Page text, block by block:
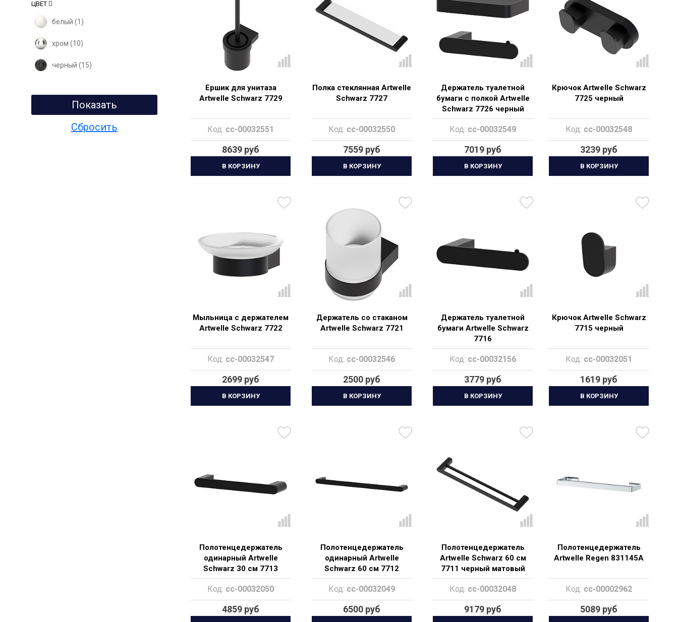
ЦВЕТ
белый (1 )
хром (10)
черный (15)
Ершик для унитаза
Artwelle Schwarz 7729
Код: cc-00032551
8639 руб
В КОРЗИНУ
Полка стеклянная Artwelle
Schwarz 7727
Код: cc-00032550
7559 руб
В КОРЗИНУ
Держатель туалетной
бумаги с полкой Artwelle
Schwarz 7726 черный
Код: cc-00032549
7019 руб
В КОРЗИНУ
Крючок Artwelle Schwarz
7725 черный
Код: cc-00032548
3239 руб
В КОРЗИНУ
Мыльница с держателем
Artwelle Schwarz 7722
Код: cc-00032547
2699 руб
В КОРЗИНУ
Держатель со стаканом
Artwelle Schwarz 7721
Код: cc-00032546
2500 руб
В КОРЗИНУ
Держатель туалетной
бумаги Artwelle Schwarz
7716
Код: cc-00032156
3779 руб
В КОРЗИНУ
Крючок Artwelle Schwarz
7715 черный
Код: cc-00032051
1619 руб
В КОРЗИНУ
Полотенцедержатель
одинарный Artwelle
Schwarz 30 см 7713
черный матовый
Код: cc-00032050
4859 руб
Полотенцедержатель
одинарный Artwelle
Schwarz 60 см 7712
Код: cc-00032049
6500 руб
Полотенцедержатель
Artwelle Schwarz 60 см
7711 черный матовый
Код: cc-00032048
9179 руб
Полотенцедержатель
Artwelle Regen 831145A
Код: cc-00002962
5089 руб